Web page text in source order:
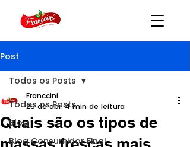
Post
Todos os Posts
Blog
Blog Consumidor Final
Todos os Posts
Quais são os tipos de
Franccini
25 de abr. 4 min de leitura